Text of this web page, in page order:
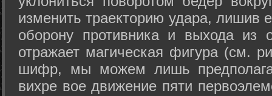
изменить траекторию удара, лишив
оборону противника и выхода из
отражает магическая фигура (см.
шифр, мы можем лишь
вихре вое движение пяти